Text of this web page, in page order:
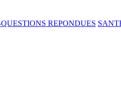
REPONDUES